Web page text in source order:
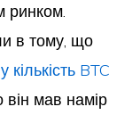
ринком.
в тому, що
кількість BTC
мав намір